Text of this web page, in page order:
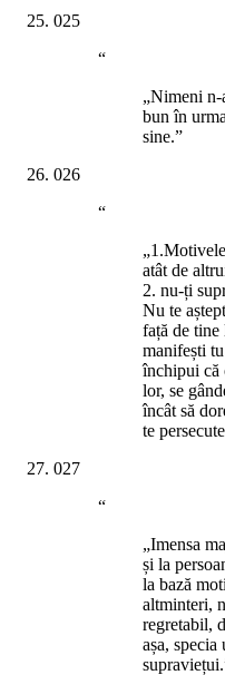
025
“
„Nimeni n-
bun în
sine.”
026
“
atât de
2. nu-ți
Nu te
față de
manifești
închipui că
lor, se
încât să
te
027
“
„Imensa
și la
la bază
altminteri,
regretabil,
așa, specia